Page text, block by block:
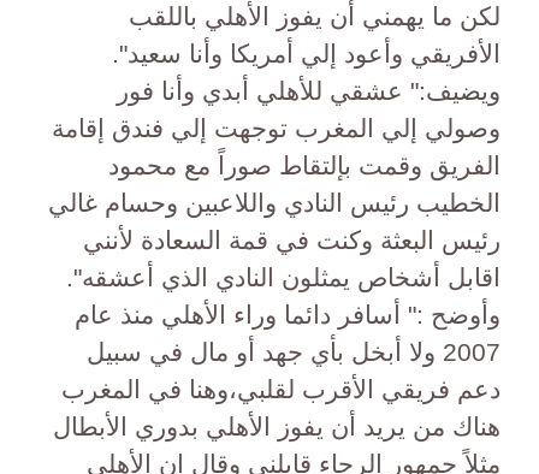
لكن ما يهمني أن يفوز الأهلي باللقب
الأفريقي وأعود إلي أمريكا وأنا سعيد".
ويضيف:" عشقي للأهلي أبدي وأنا فور
وصولي إلي المغرب توجهت إلي فندق إقامة
الفريق وقمت بإلتقاط صوراً مع محمود
الخطيب رئيس النادي واللاعبين وحسام غالي
رئيس البعثة وكنت في قمة السعادة لأنني
اقابل أشخاص يمثلون النادي الذي أعشقه".
وأوضح :" أسافر دائما وراء الأهلي منذ عام
2007 ولا أبخل بأي جهد أو مال في سبيل
دعم فريقي الأقرب لقلبي،وهنا في المغرب
هناك من يريد أن يفوز الأهلي بدوري الأبطال
مثلاً جمهور الرجاء قابلني وقال إن الأهلي